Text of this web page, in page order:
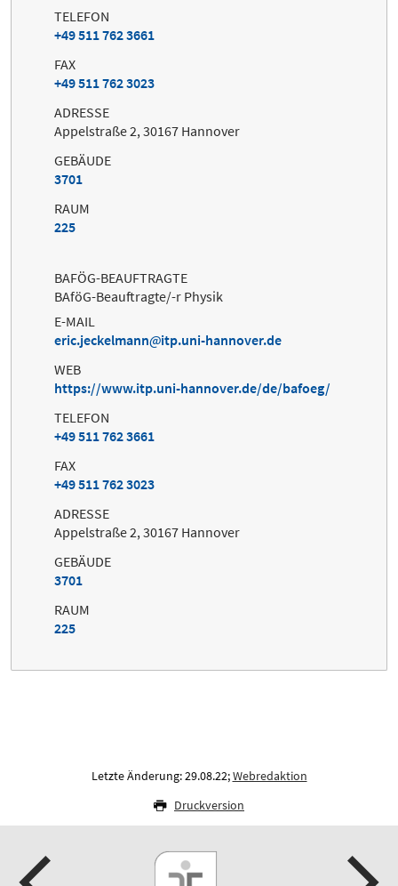
TELEFON
+49 511 762 3661
FAX
+49 511 762 3023
ADRESSE
Appelstraße 2, 30167 Hannover
GEBÄUDE
3701
RAUM
225
BAFÖG-BEAUFTRAGTE
BAföG-Beauftragte/-r Physik
E-MAIL
eric.jeckelmann
itp.uni-hannover.de
WEB
https://www.itp.uni-hannover.de/de/bafoeg/
TELEFON
+49 511 762 3661
FAX
+49 511 762 3023
ADRESSE
Appelstraße 2, 30167 Hannover
GEBÄUDE
3701
RAUM
225
Letzte Änderung: 29.08.22;Webredaktion
Druckversion